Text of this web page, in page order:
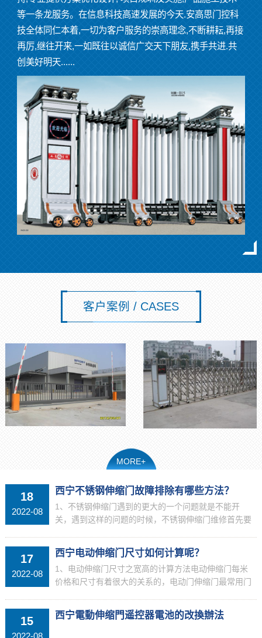
等一条龙服务。在信息科技高速发展的今天.安高思门控科
技全体同仁本着,一切为客户服务的崇高理念,不断耕耘,再接
再厉,继往开来,一如既往以诚信广交天下朋友,携手共进.共
创美好明天......
客户案例 / CASES
MORE+
18
2022-08
西宁不锈钢伸缩门故障排除有哪些方法？
1、不锈钢伸缩门遇到的更大的一个问题就是不能开
关，遇到这样的问题的时候，不锈钢伸缩门维修首先要
必须要做全面检查。一般来说，如果不能开关，一般是
线路出现了...
17
2022-08
西宁电动伸缩门尺寸如何计算呢？
1、电动伸缩门尺寸之宽高的计算方法电动伸缩门每米
价格和尺寸有着很大的关系的，电动门伸缩门最常用门
一般是1.6米，在选择电动伸缩门的时候，要告诉厂...
15 西宁電動伸缩門遥控器電池的改換辦法